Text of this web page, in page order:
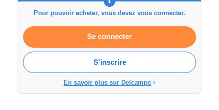
Pour pouvoir acheter, vous devez vous connecter.
Se connecter
S'inscrire
En savoir plus sur Delcampe